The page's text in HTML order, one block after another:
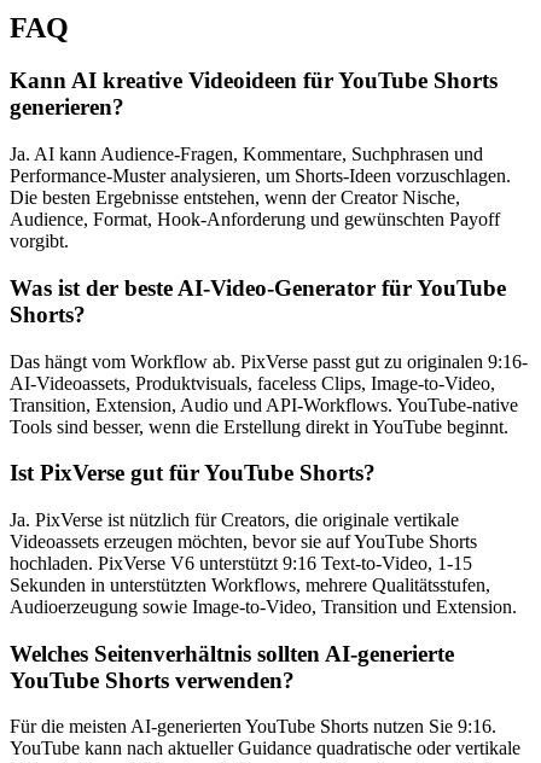
FAQ
Kann AI kreative Videoideen für YouTube Shorts
generieren?
Ja. AI kann Audience-Fragen, Kommentare, Suchphrasen und
Performance-Muster analysieren, um Shorts-Ideen vorzuschlagen.
Die besten Ergebnisse entstehen, wenn der Creator Nische,
Audience, Format, Hook-Anforderung und gewünschten Payoff
vorgibt.
Was ist der beste AI-Video-Generator für YouTube
Shorts?
Das hängt vom Workflow ab. PixVerse passt gut zu originalen 9:16-
AI-Videoassets, Produktvisuals, faceless Clips, Image-to-Video,
Transition, Extension, Audio und API-Workflows. YouTube-native
Tools sind besser, wenn die Erstellung direkt in YouTube beginnt.
Ist PixVerse gut für YouTube Shorts?
Ja. PixVerse ist nützlich für Creators, die originale vertikale
Videoassets erzeugen möchten, bevor sie auf YouTube Shorts
hochladen. PixVerse V6 unterstützt 9:16 Text-to-Video, 1-15
Sekunden in unterstützten Workflows, mehrere Qualitätsstufen,
Audioerzeugung sowie Image-to-Video, Transition und Extension.
Welches Seitenverhältnis sollten AI-generierte
YouTube Shorts verwenden?
Für die meisten AI-generierten YouTube Shorts nutzen Sie 9:16.
YouTube kann nach aktueller Guidance quadratische oder vertikale